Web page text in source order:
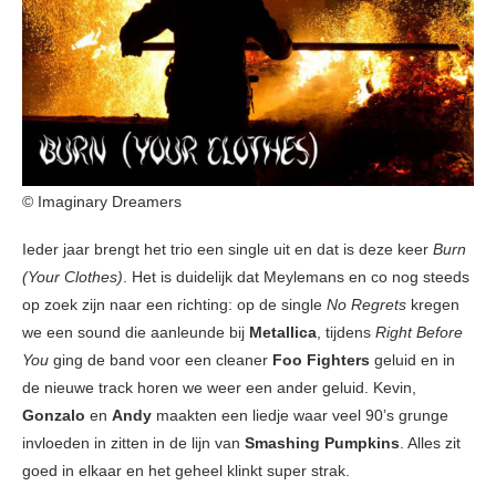
© Imaginary Dreamers
Ieder jaar brengt het trio een single uit en dat is deze keer Burn
(Your Clothes). Het is duidelijk dat Meylemans en co nog steeds
op zoek zijn naar een richting: op de single No Regrets kregen
we een sound die aanleunde bij Metallica, tijdens Right Before
You ging de band voor een cleaner Foo Fighters geluid en in
de nieuwe track horen we weer een ander geluid. Kevin,
Gonzalo en Andy maakten een liedje waar veel 90’s grunge
invloeden in zitten in de lijn van Smashing Pumpkins. Alles zit
goed in elkaar en het geheel klinkt super strak.